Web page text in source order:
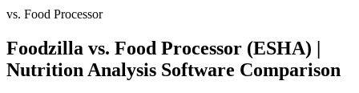
vs. Food Processor
Foodzilla vs. Food Processor (ESHA) |
Nutrition Analysis Software Comparison